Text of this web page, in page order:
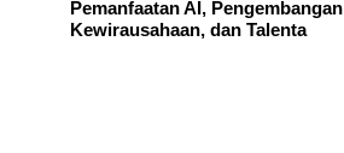
Pemanfaatan AI, Pengembangan
Kewirausahaan, dan Talenta